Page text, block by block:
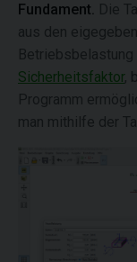
Fundament. Die
aus den
Betriebsbelastung
Sicherheitsfaktor,
Programm
man mithilfe der